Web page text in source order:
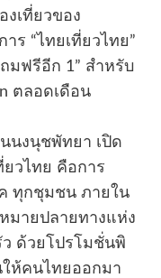
เที่ยวของ
ร “ไทยเที่ยวไทย”
มฟรีอีก 1” สำหรับ
ตลอดเดือน
นงนุชพัทยา เปิด
ยวไทย คือการ
ทุกชุมชน ภายใน
มายปลายทางแห่ง
ด้วยโปรโมชั่นพิ
ห้คนไทยออกมา